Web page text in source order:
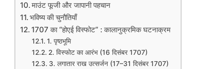
माउंट फूजी और जापानी पहचान
भविष्य की चुनौतियाँ
1707 का “होएई विस्फोट” : कालानुक्रमिक घटनाक्रम
1. पृष्ठभूमि
2. विस्फोट का आरंभ (16 दिसंबर 1707)
3. लगातार राख उत्सर्जन (17–31 दिसंबर 1707)